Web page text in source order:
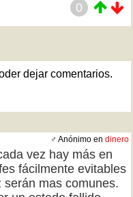
0
dejar comentarios.
♂ Anónimo en dinero
vez hay más en
fácilmente evitables
mas comunes.